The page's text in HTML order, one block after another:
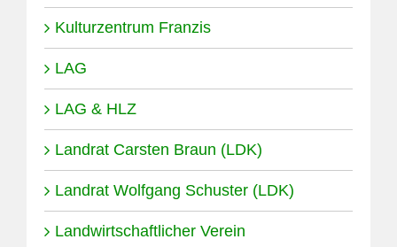
Kulturzentrum Franzis
LAG
LAG & HLZ
Landrat Carsten Braun (LDK)
Landrat Wolfgang Schuster (LDK)
Landwirtschaftlicher Verein